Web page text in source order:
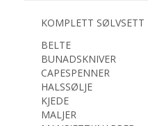
KOMPLETT SØLVSETT
BELTE
BUNADSKNIVER
CAPESPENNER
HALSSØLJE
KJEDE
MALJER